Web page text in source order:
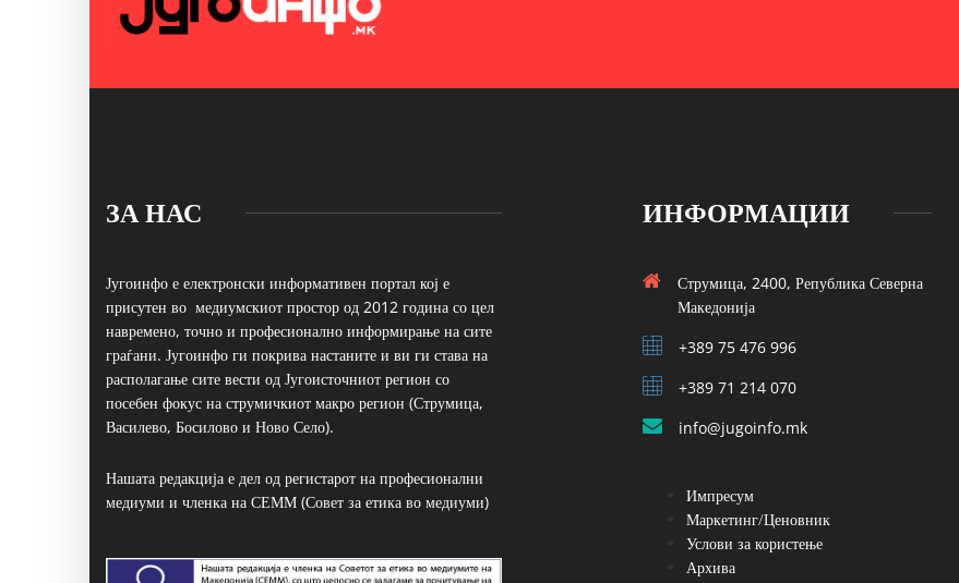
ЗА НАС
Југоинфо е електронски информативен портал кој е
присутен во медиумскиот простор од 2012 година со цел
навремено, точно и професионално информирање на сите
граѓани. Југоинфо ги покрива настаните и ви ги става на
располагање сите вести од Југоисточниот регион со
посебен фокус на струмичкиот макро регион (Струмица,
Василево, Босилово и Ново Село).
Нашата редакција е дел од регистарот на професионални
медиуми и членка на СЕММ (Совет за етика во медиуми)
ИНФОРМАЦИИ
Струмица, 2400, Република Северна
Македонија
+389 75 476 996
+389 71 214 070
info@jugoinfo.mk
Импресум
Маркетинг/Ценовник
Услови за користење
Архива